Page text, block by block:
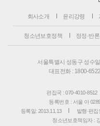
회사소개 윤리강령
청소년보호정책 정정·반
서울특별시 성동구 성수
대표전화 : 1800-6522
편집국 : 070-4010-8512
등록번호 : 서울 아
등록일: 2013.11.13
발행·편
청소년보호책임자 :